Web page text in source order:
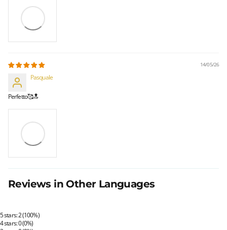
14/05/26
Pasquale
Perfetto🥰🔝
Reviews in Other Languages
5 stars: 2 (100%)
4 stars: 0 (0%)